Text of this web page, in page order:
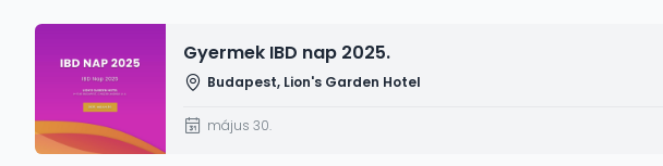
Kép
Gyermek IBD nap 2025.
Budapest, Lion's Garden Hotel
május 30.